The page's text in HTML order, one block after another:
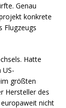
Genau
konkrete
Flugzeugs
Hatte
größten
Hersteller des
europaweit nicht